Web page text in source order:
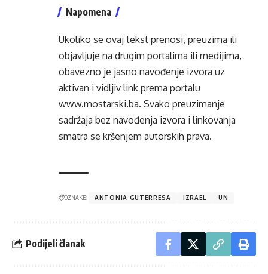
Napomena
Ukoliko se ovaj tekst prenosi, preuzima ili
objavljuje na drugim portalima ili medijima,
obavezno je jasno navođenje izvora uz
aktivan i vidljiv link prema portalu
www.mostarski.ba. Svako preuzimanje
sadržaja bez navođenja izvora i linkovanja
smatra se kršenjem autorskih prava.
OZNAKE: ANTONIA GUTERRESA IZRAEL UN
Podijeli članak